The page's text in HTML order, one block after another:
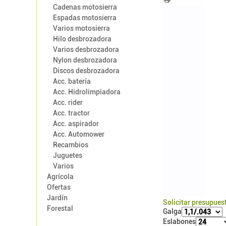
Cadenas motosierra
Espadas motosierra
Varios motosierra
Hilo desbrozadora
Varios desbrozadora
Nylon desbrozadora
Discos desbrozadora
Acc. batería
Acc. Hidrolimpiadora
Acc. rider
Acc. tractor
Acc. aspirador
Acc. Automower
Recambios
Juguetes
Varios
Agrícola
Ofertas
Jardín
Forestal
Solicitar
Galga
Eslabones